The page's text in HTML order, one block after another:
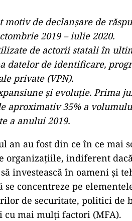
de declanșare de
2019 – iulie 2020.
de actorii statali în
datelor de identificare,
private (VPN).
și evoluție. Prima
aproximativ 35% a
a anului 2019.
an au fost din ce în ce mai
organizațiile, indiferent
investească în oameni și
concentreze pe
de securitate, politici de
mai mulți factori (MFA).